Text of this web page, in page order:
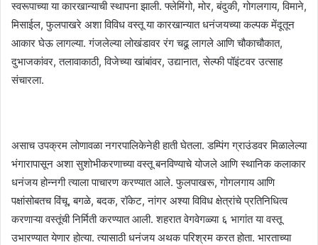
स्वरूपाच्या या कारखान्याची स्थापना झाली. फ्लेमिंगो, मोर, बंदुकी, गोगलगाय, विमाने,
मिसाईल, फुलपाखरे अशा विविध वस्तू या कारखान्यात धनंजयच्या कल्पक मेंदूतून
आकार घेऊ लागल्या. गंजलेल्या लोखंडावर रंग चढू लागले आणि चौकाचौकात,
दुभाजकांवर, तलावाकाठी, विजेच्या खांबांवर, उद्यानात, सेल्फी पॉइंटवर उत्साह
संचारला.
असाच उपक्रम लोणावळा नगरपालिकेनेही हाती घेतला. डम्पिंग ग्राउंडवर मिळालेल्या
भंगारापासून अशा सुशोभीकरणाच्या वस्तू बनविण्याचे योजले आणि स्थानिक कलाकार
धनंजय होन्नगी त्याला पाचारण करण्यात आले. फुलपाखरू, गोगलगाय आणि
पक्षांसोबतच विंचू, बगळे, बदक, रॉकेट, नांगर अश्या विविध क्षेत्रांचे प्रतिनिधित्व
करणाऱ्या वस्तूंची निर्मिती करण्यात आली. शहरात वेगवेगळ्या ६ भागांत या वस्तू
उभारण्यात येणार होत्या. त्यासाठी धनंजय अथक परिश्रम करत होता. भारताच्या